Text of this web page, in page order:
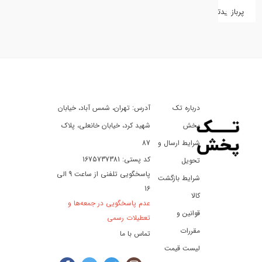
کفش
سفر
تفریح
پربازدیدترین
درباره تک
پخش
شرایط ارسال و
تحویل
شرایط بازگشت
کالا
قوانین و
مقررات
لیست قیمت
آدرس: تهران، شمس آباد، خیابان
شهید کرد، خیابان خانعلی، پلاک
87
کد پستی: 1675737381
پاسخگویی تلفنی از ساعت 9 الی
16
عدم پاسخگویی در جمعه‌ها و
تعطیلات رسمی
تماس با ما